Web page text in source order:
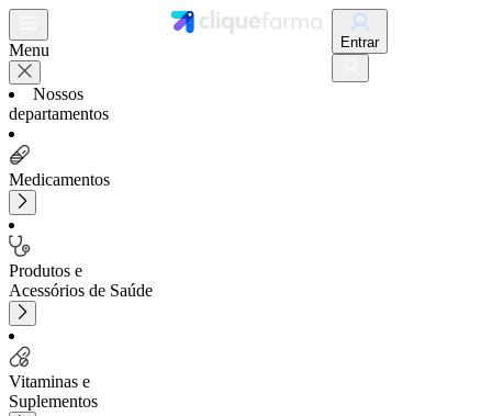
Menu
Nossos
departamentos
Medicamentos
Produtos e
Acessórios de Saúde
Vitaminas e
Suplementos
Entrar